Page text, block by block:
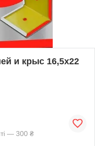
и крыс 16,5х22
— 300 ₴